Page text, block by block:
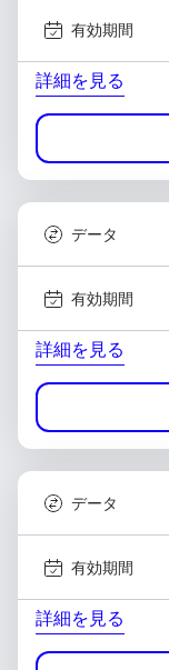
有効期間
詳細を見る
データ
有効期間
詳細を見る
データ
有効期間
詳細を見る